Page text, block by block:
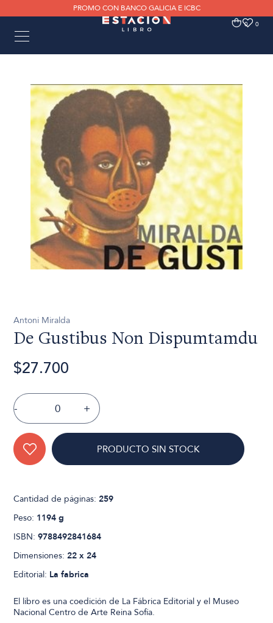
PROMO CON BANCO GALICIA E ICBC
0 0
Antoni Miralda
De Gustibus Non Dispumtamdu
$27.700
- +
PRODUCTO SIN STOCK
Cantidad de páginas:259
Peso: 1194 g
ISBN:9788492841684
Dimensiones:22 x 24
Editorial: La fabrica
El libro es una coedición de La Fábrica Editorial y el Museo
Nacional Centro de Arte Reina Sofía.